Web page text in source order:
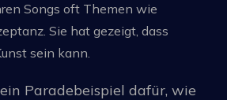
Songs oft Themen wie
Sie hat gezeigt, dass
sein kann.
Paradebeispiel dafür, wie